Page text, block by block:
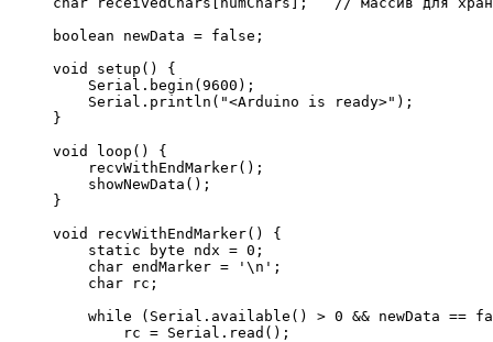
boolean newData = false ;
void
setup ( )
{
    Serial.
begin ( 9600 ) ;
    Serial.
println ( "<Arduino is ready>" ) ;
}
void
loop ( )
{
    recvWithEndMarker
( ) ;
    showNewData
( ) ;
}
void
recvWithEndMarker( )
{
static byte ndx = 0 ;
char endMarker = ' \n ' ;
char rc ;
while
( Serial. available ( ) > 0 && newData ==
        rc
= Serial. read ( ) ;